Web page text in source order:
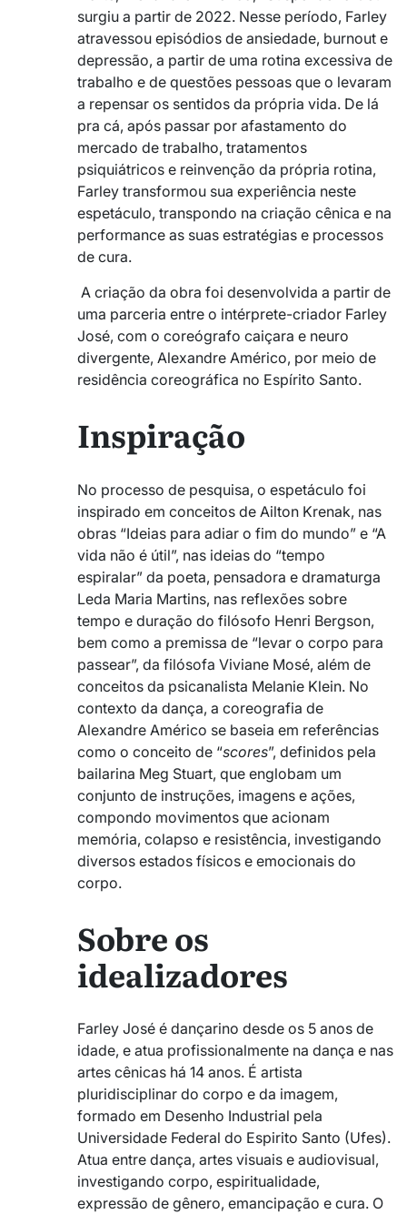
surgiu a partir de 2022. Nesse período, Farley
atravessou episódios de ansiedade, burnout e
depressão, a partir de uma rotina excessiva de
trabalho e de questões pessoas que o levaram
a repensar os sentidos da própria vida. De lá
pra cá, após passar por afastamento do
mercado de trabalho, tratamentos
psiquiátricos e reinvenção da própria rotina,
Farley transformou sua experiência neste
espetáculo, transpondo na criação cênica e na
performance as suas estratégias e processos
de cura.
A criação da obra foi desenvolvida a partir de
uma parceria entre o intérprete-criador Farley
José, com o coreógrafo caiçara e neuro
divergente, Alexandre Américo, por meio de
residência coreográfica no Espírito Santo.
Inspiração
No processo de pesquisa, o espetáculo foi
inspirado em conceitos de Ailton Krenak, nas
obras “Ideias para adiar o fim do mundo” e “A
vida não é útil”, nas ideias do “tempo
espiralar” da poeta, pensadora e dramaturga
Leda Maria Martins, nas reflexões sobre
tempo e duração do filósofo Henri Bergson,
bem como a premissa de “levar o corpo para
passear”, da filósofa Viviane Mosé, além de
conceitos da psicanalista Melanie Klein. No
contexto da dança, a coreografia de
Alexandre Américo se baseia em referências
como o conceito de “scores”, definidos pela
bailarina Meg Stuart, que englobam um
conjunto de instruções, imagens e ações,
compondo movimentos que acionam
memória, colapso e resistência, investigando
diversos estados físicos e emocionais do
corpo.
Sobre os
idealizadores
Farley José é dançarino desde os 5 anos de
idade, e atua profissionalmente na dança e nas
artes cênicas há 14 anos. É artista
pluridisciplinar do corpo e da imagem,
formado em Desenho Industrial pela
Universidade Federal do Espirito Santo (Ufes).
Atua entre dança, artes visuais e audiovisual,
investigando corpo, espiritualidade,
expressão de gênero, emancipação e cura. O